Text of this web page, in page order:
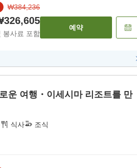
₩384,236
봉사료 포함
예약
운 여행・이세시마 리조트를 만
식사 조식